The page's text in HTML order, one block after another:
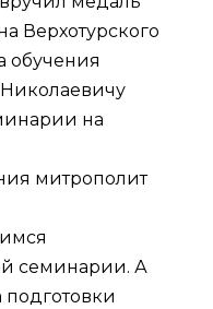
Верхотурского
обучения
на
митрополит
семинарии. А